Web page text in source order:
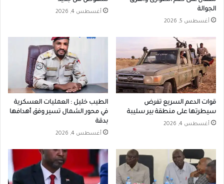
الجوالة
أغسطس 5, 2026
أغسطس 4, 2026
قوات الدعم السريع تفرض
سيطرتها على منطقة بير سليبة
أغسطس 4, 2026
الطيب خليل : العمليات العسكرية
في محور الشمال تسير وفق أهدافها
بدقة
أغسطس 4, 2026